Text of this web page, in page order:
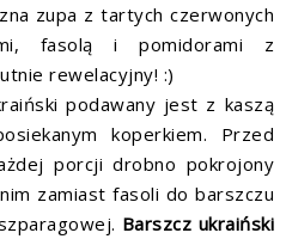
zupa z tartych czerwonych
fasolą i pomidorami z
rewelacyjny! :)
podawany jest z kaszą
koperkiem. Przed
porcji drobno pokrojony
zamiast fasoli do barszczu
Barszcz ukraiński